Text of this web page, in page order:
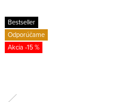
Bestseller
Odporúčame
-15 %